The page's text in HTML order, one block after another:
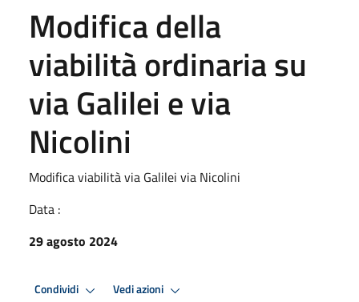
Modifica della
viabilità ordinaria su
via Galilei e via
Nicolini
Modifica viabilità via Galilei via Nicolini
Data :
29 agosto 2024
Condividi Vedi azioni